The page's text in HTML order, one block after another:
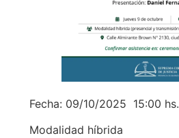
Fecha: 09/10/2025 15:00 hs.
Modalidad híbrida